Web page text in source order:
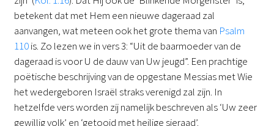
betekent dat met Hem een nieuwe dageraad zal
aanvangen, wat meteen ook het grote thema van Psalm
110is. Zo lezen we in vers 3: “Uit de baarmoeder van de
dageraad is voor U de dauw van Uw jeugd”. Een prachtige
poëtische beschrijving van de opgestane Messias met Wie
het wedergeboren Israël straks verenigd zal zijn. In
hetzelfde vers worden zij namelijk beschreven als ‘Uw zeer
gewillig volk’ en ‘getooid met heilige sieraad’.